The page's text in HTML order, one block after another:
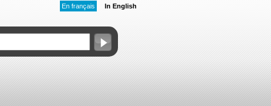
En français In English